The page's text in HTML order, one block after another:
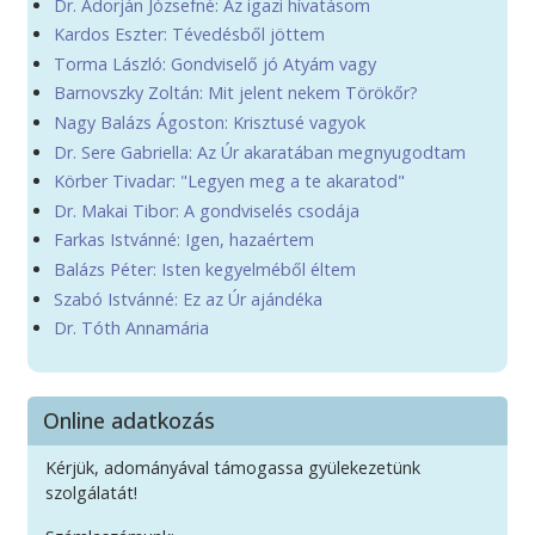
Dr. Adorján Józsefné: Az igazi hívatásom
Kardos Eszter: Tévedésből jöttem
Torma László: Gondviselő jó Atyám vagy
Barnovszky Zoltán: Mit jelent nekem Törökőr?
Nagy Balázs Ágoston: Krisztusé vagyok
Dr. Sere Gabriella: Az Úr akaratában megnyugodtam
Körber Tivadar: "Legyen meg a te akaratod"
Dr. Makai Tibor: A gondviselés csodája
Farkas Istvánné: Igen, hazaértem
Balázs Péter: Isten kegyelméből éltem
Szabó Istvánné: Ez az Úr ajándéka
Dr. Tóth Annamária
Online adatkozás
Kérjük, adományával támogassa gyülekezetünk
szolgálatát!